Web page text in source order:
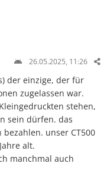
26.05.2025, 11:26
der einzige, der für
zugelassen war.
stehen,
sein dürfen. das
unser CT500
alt.
manchmal auch